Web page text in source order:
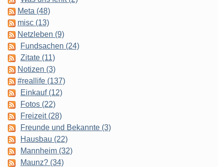
Meta (48)
misc (13)
Netzleben (9)
Fundsachen (24)
Zitate (11)
Notizen (3)
#reallife (137)
Einkauf (12)
Fotos (22)
Freizeit (28)
Freunde und Bekannte (3)
Hausbau (22)
Mannheim (32)
Maunz? (34)